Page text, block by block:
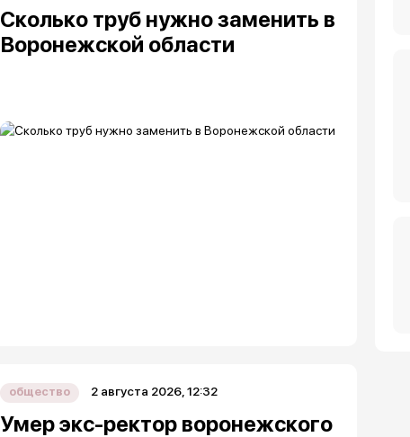
Сколько труб нужно заменить в
Воронежской области
общество 2 августа 2026, 12:32
Умер экс-ректор воронежского